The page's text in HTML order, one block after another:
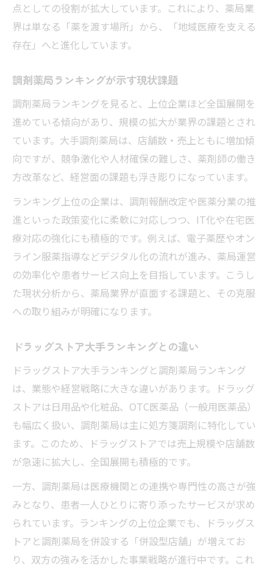
点としての役割が拡大しています。これにより、薬局業
界は単なる「薬を渡す場所」から、「地域医療を支える
存在」へと進化しています。
調剤薬局ランキングが示す現状課題
調剤薬局ランキングを見ると、上位企業ほど全国展開を
進めている傾向があり、規模の拡大が業界の課題とされ
ています。大手調剤薬局は、店舗数・売上ともに増加傾
向ですが、競争激化や人材確保の難しさ、薬剤師の働き
方改革など、経営面の課題も浮き彫りになっています。
ランキング上位の企業は、調剤報酬改定や医薬分業の推
進といった政策変化に柔軟に対応しつつ、IT化や在宅医
療対応の強化にも積極的です。例えば、電子薬歴やオン
ライン服薬指導などデジタル化の流れが進み、薬局運営
の効率化や患者サービス向上を目指しています。こうし
た現状分析から、薬局業界が直面する課題と、その克服
への取り組みが明確になります。
ドラッグストア大手ランキングとの違い
ドラッグストア大手ランキングと調剤薬局ランキング
は、業態や経営戦略に大きな違いがあります。ドラッグ
ストアは日用品や化粧品、OTC医薬品（一般用医薬品）
も幅広く扱い、調剤薬局は主に処方箋調剤に特化してい
ます。このため、ドラッグストアでは売上規模や店舗数
が急速に拡大し、全国展開も積極的です。
一方、調剤薬局は医療機関との連携や専門性の高さが強
みとなり、患者一人ひとりに寄り添ったサービスが求め
られています。ランキングの上位企業でも、ドラッグス
トアと調剤薬局を併設する「併設型店舗」が増えてお
り、双方の強みを活かした事業戦略が進行中です。これ